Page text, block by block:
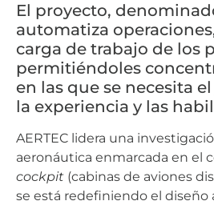
El proyecto,
automatiza
carga de trabajo de los
permitiéndoles
en las que se necesita
la experiencia y las
AERTEC lidera una
aeronáutica enmarcada en el
cockpit (cabinas de aviones
se está redefiniendo el diseño